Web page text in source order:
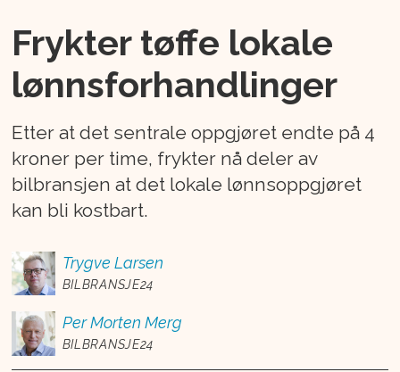
Frykter tøffe lokale
lønnsforhandlinger
Etter at det sentrale oppgjøret endte på 4
kroner per time, frykter nå deler av
bilbransjen at det lokale lønnsoppgjøret
kan bli kostbart.
Trygve Larsen
BILBRANSJE24
Per Morten Merg
BILBRANSJE24